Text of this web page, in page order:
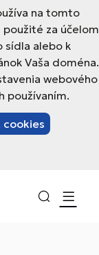
na tomto
za účelom
sídla alebo k
Vaša doména.
webového
používaním.